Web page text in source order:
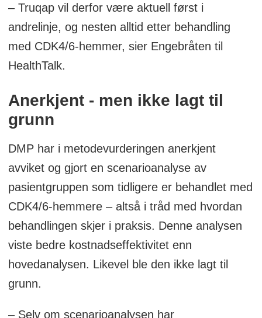
– Truqap vil derfor være aktuell først i
andrelinje, og nesten alltid etter behandling
med CDK4/6-hemmer, sier Engebråten til
HealthTalk.
Anerkjent - men ikke lagt til
grunn
DMP har i metodevurderingen anerkjent
avviket og gjort en scenarioanalyse av
pasientgruppen som tidligere er behandlet med
CDK4/6-hemmere – altså i tråd med hvordan
behandlingen skjer i praksis. Denne analysen
viste bedre kostnadseffektivitet enn
hovedanalysen. Likevel ble den ikke lagt til
grunn.
– Selv om scenarioanalysen har